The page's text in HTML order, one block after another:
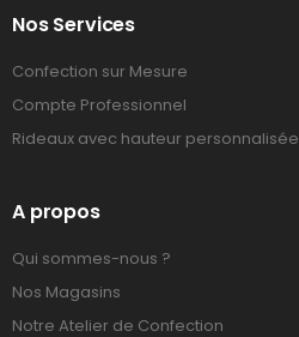
Nos Services
Confection sur Mesure
Compte Professionnel
Rideaux avec hauteur personnalisée
A propos
Qui sommes-nous ?
Nos Magasins
Notre Atelier de Confection